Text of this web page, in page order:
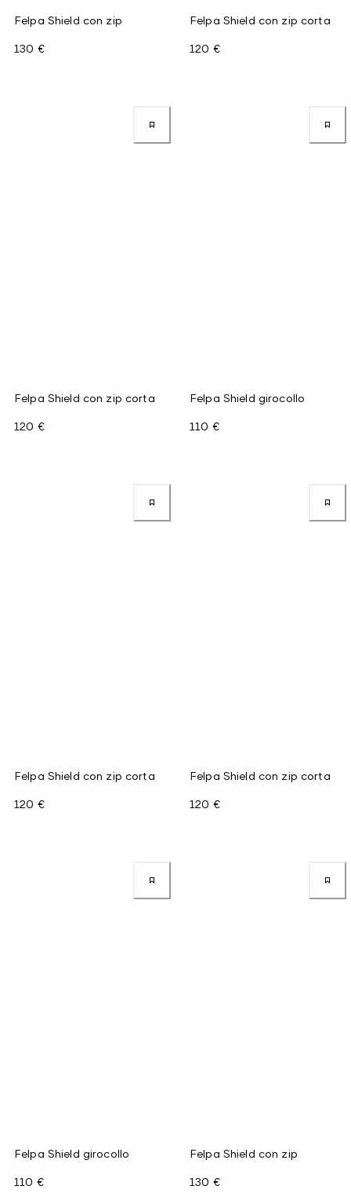
Felpa Shield con zip
130 €
Felpa Shield con zip corta
120 €
Felpa Shield con zip corta
120 €
Felpa Shield girocollo
110 €
Felpa Shield con zip corta
120 €
Felpa Shield con zip corta
120 €
Felpa Shield girocollo
110 €
Felpa Shield con zip
130 €